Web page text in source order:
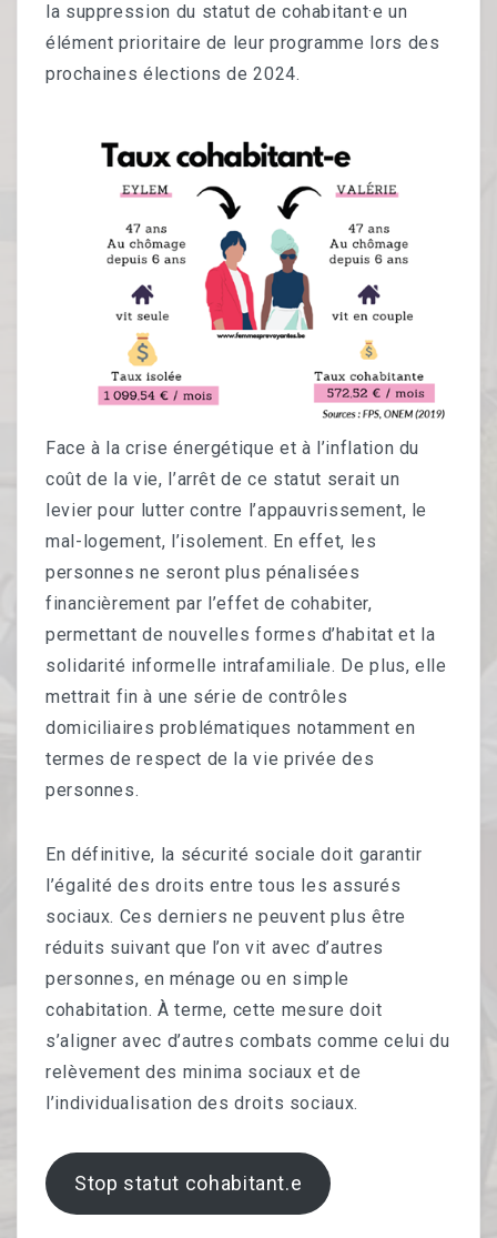
la suppression du statut de cohabitant·e un
élément prioritaire de leur programme lors des
prochaines élections de 2024.
Face à la crise énergétique et à l’inflation du
coût de la vie, l’arrêt de ce statut serait un
levier pour lutter contre l’appauvrissement, le
mal-logement, l’isolement. En effet, les
personnes ne seront plus pénalisées
financièrement par l’effet de cohabiter,
permettant de nouvelles formes d’habitat et la
solidarité informelle intrafamiliale. De plus, elle
mettrait fin à une série de contrôles
domiciliaires problématiques notamment en
termes de respect de la vie privée des
personnes.
En définitive, la sécurité sociale doit garantir
l’égalité des droits entre tous les assurés
sociaux. Ces derniers ne peuvent plus être
réduits suivant que l’on vit avec d’autres
personnes, en ménage ou en simple
cohabitation. À terme, cette mesure doit
s’aligner avec d’autres combats comme celui du
relèvement des minima sociaux et de
l’individualisation des droits sociaux.
Stop statut cohabitant.e